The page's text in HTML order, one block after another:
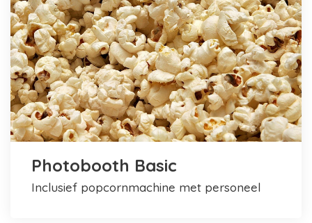
Photobooth Basic
inclusief popcornmachine met personeel